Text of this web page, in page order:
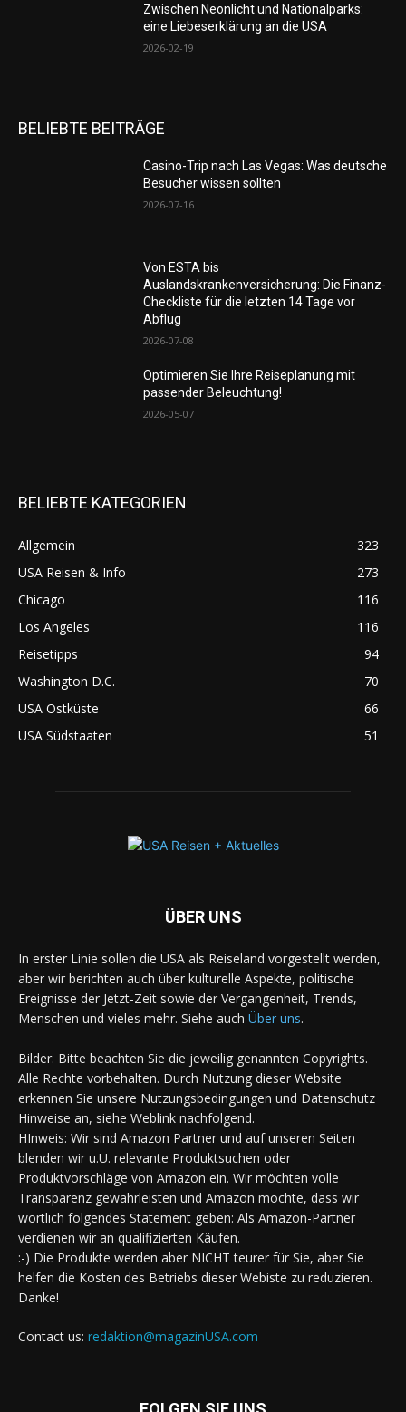
Zwischen Neonlicht und Nationalparks:
eine Liebeserklärung an die USA
2026-02-19
BELIEBTE BEITRÄGE
Casino-Trip nach Las Vegas: Was deutsche
Besucher wissen sollten
2026-07-16
Von ESTA bis
Auslandskrankenversicherung: Die Finanz-
Checkliste für die letzten 14 Tage vor
Abflug
2026-07-08
Optimieren Sie Ihre Reiseplanung mit
passender Beleuchtung!
2026-05-07
BELIEBTE KATEGORIEN
Allgemein
323
USA Reisen & Info
273
Chicago
116
Los Angeles
116
Reisetipps
94
Washington D.C.
70
USA Ostküste
66
USA Südstaaten
51
ÜBER UNS
In erster Linie sollen die USA als Reiseland vorgestellt werden,
aber wir berichten auch über kulturelle Aspekte, politische
Ereignisse der Jetzt-Zeit sowie der Vergangenheit, Trends,
Menschen und vieles mehr. Siehe auch Über uns.
Bilder: Bitte beachten Sie die jeweilig genannten Copyrights.
Alle Rechte vorbehalten. Durch Nutzung dieser Website
erkennen Sie unsere Nutzungsbedingungen und Datenschutz
Hinweise an, siehe Weblink nachfolgend.
HInweis: Wir sind Amazon Partner und auf unseren Seiten
blenden wir u.U. relevante Produktsuchen oder
Produktvorschläge von Amazon ein. Wir möchten volle
Transparenz gewährleisten und Amazon möchte, dass wir
wörtlich folgendes Statement geben: Als Amazon-Partner
verdienen wir an qualifizierten Käufen.
:-) Die Produkte werden aber NICHT teurer für Sie, aber Sie
helfen die Kosten des Betriebs dieser Webiste zu reduzieren.
Danke!
Contact us: redaktion@magazinUSA.com